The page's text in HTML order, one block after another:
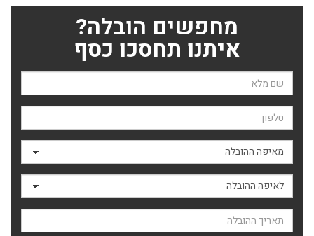
מחפשים הובלה?
איתנו תחסכו כסף
שם השולח
טלפון
מאיפה ההובלה
לאיפה ההובלה
תאריך ההובלה